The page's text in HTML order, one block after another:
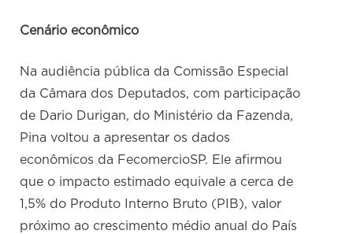
Cenário econômico
Na audiência pública da Comissão Especial
da Câmara dos Deputados, com participação
de Dario Durigan, do Ministério da Fazenda,
Pina voltou a apresentar os dados
econômicos da FecomercioSP. Ele afirmou
que o impacto estimado equivale a cerca de
1,5% do Produto Interno Bruto (PIB), valor
próximo ao crescimento médio anual do País